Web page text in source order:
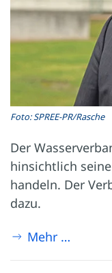
Foto: SPREE-PR/Rasche
Der
hinsichtlich
handeln. Der
dazu.
Mehr …